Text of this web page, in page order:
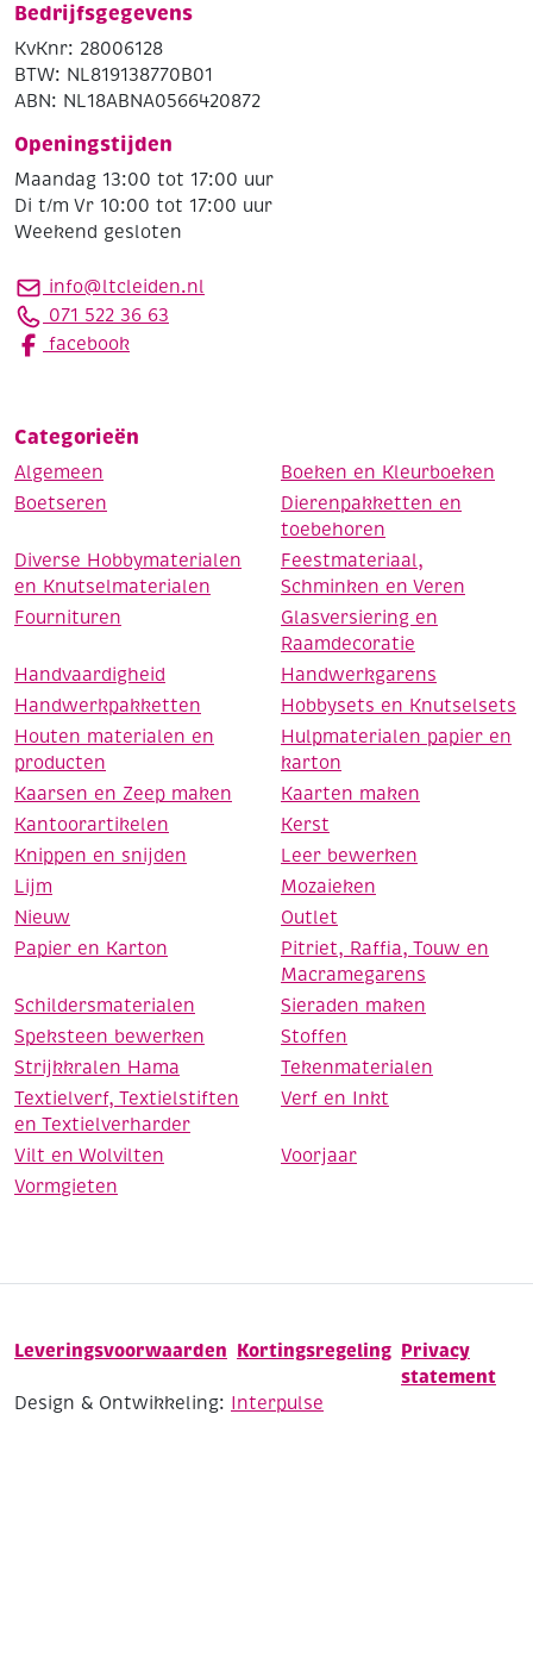
Bedrijfsgegevens
KvKnr: 28006128
BTW: NL819138770B01
ABN: NL18ABNA0566420872
Openingstijden
Maandag 13:00 tot 17:00 uur
Di t/m Vr 10:00 tot 17:00 uur
Weekend gesloten
info@ltcleiden.nl
071 522 36 63
facebook
Categorieën
Algemeen
Boeken en Kleurboeken
Boetseren
Dierenpakketten en
toebehoren
Diverse Hobbymaterialen
en Knutselmaterialen
Feestmateriaal,
Schminken en Veren
Fournituren
Glasversiering en
Raamdecoratie
Handvaardigheid
Handwerkgarens
Handwerkpakketten
Hobbysets en Knutselsets
Houten materialen en
producten
Hulpmaterialen papier en
karton
Kaarsen en Zeep maken
Kaarten maken
Kantoorartikelen
Kerst
Knippen en snijden
Leer bewerken
Lijm
Mozaieken
Nieuw
Outlet
Papier en Karton
Pitriet, Raffia, Touw en
Macramegarens
Schildersmaterialen
Sieraden maken
Speksteen bewerken
Stoffen
Strijkkralen Hama
Tekenmaterialen
Textielverf, Textielstiften
en Textielverharder
Verf en Inkt
Vilt en Wolvilten
Voorjaar
Vormgieten
Leveringsvoorwaarden Kortingsregeling Privacy
statement
Design & Ontwikkeling: Interpulse